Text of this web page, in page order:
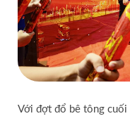
Với đợt đổ bê tông cuối